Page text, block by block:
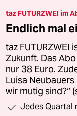
taz FUTURZWEI im
Endlich mal
taz FUTURZWEI
Zukunft. Das
nur 38 Euro.
Luisa Neubauers
wir mutig sind?“
Jedes Quartal